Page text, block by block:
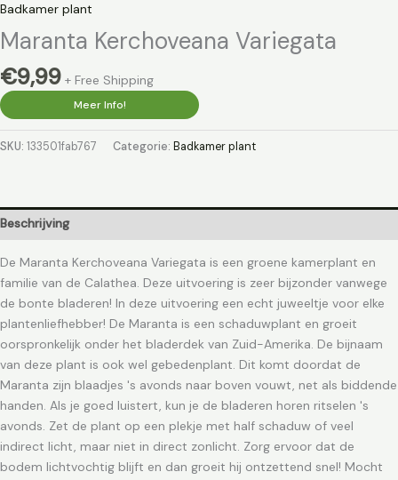
Badkamer plant
Maranta Kerchoveana Variegata
€9,99 + Free Shipping
Meer Info!
SKU: 133501fab767 Categorie: Badkamer plant
Beschrijving
De Maranta Kerchoveana Variegata is een groene kamerplant en
familie van de Calathea. Deze uitvoering is zeer bijzonder vanwege
de bonte bladeren! In deze uitvoering een echt juweeltje voor elke
plantenliefhebber! De Maranta is een schaduwplant en groeit
oorspronkelijk onder het bladerdek van Zuid-Amerika. De bijnaam
van deze plant is ook wel gebedenplant. Dit komt doordat de
Maranta zijn blaadjes 's avonds naar boven vouwt, net als biddende
handen. Als je goed luistert, kun je de bladeren horen ritselen 's
avonds. Zet de plant op een plekje met half schaduw of veel
indirect licht, maar niet in direct zonlicht. Zorg ervoor dat de
bodem lichtvochtig blijft en dan groeit hij ontzettend snel! Mocht